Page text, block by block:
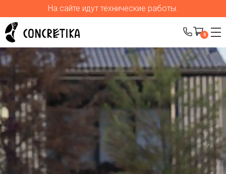
На сайте идут технические работы.
0